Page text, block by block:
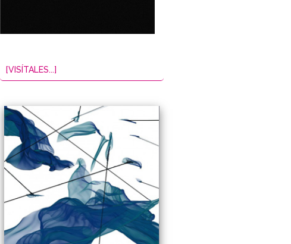
[VISÍTALES...]